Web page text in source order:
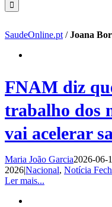
SaudeOnline.pt /Joana
FNAM diz
trabalho dos
vai acelerar
Maria João Garcia2026-06-
2026|Nacional, Notícia
Ler mais...